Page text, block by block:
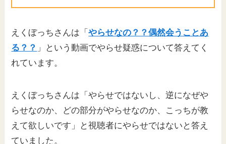
えくぼっちさんは「やらせなの？？偶然会うことあ
る？？ 」という動画でやらせ疑惑について答えてく
れています。
えくぼっちさんは「やらせではないし、逆になぜや
らせなのか、どの部分がやらせなのか、こっちが教
えて欲しいです」と視聴者にやらせではないと答え
ていました。